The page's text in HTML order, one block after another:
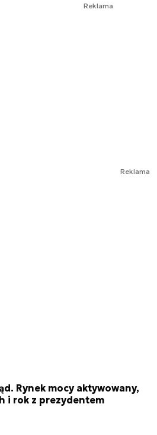
Reklama
Reklama
Rynek mocy aktywowany,
i rok z prezydentem